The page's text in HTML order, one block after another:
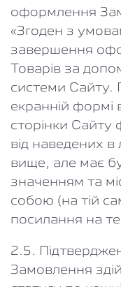
оформлення
«Згоден з
завершення
Товарів за
системи Сайту.
екранній формі
сторінки Сайту
від наведених в
вище, але має
значенням та
собою (на тій
посилання на
2.5.
Замовлення